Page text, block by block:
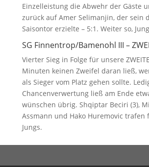
Einzelleistung die Abwehr der Gäste
zurück auf Amer Selimanjin, der sein
Saisontor erzielte – 5:1. Weiter so,
SG Finnentrop/Bamenohl III –
Vierter Sieg in Folge für unsere
Minuten keinen Zweifel daran ließ,
als Sieger vom Platz gehen sollte.
Chancenverwertung ließ am Ende
wünschen übrig. Shqiptar Beciri (3),
Assmann und Hako Huremovic trafen
Jungs.